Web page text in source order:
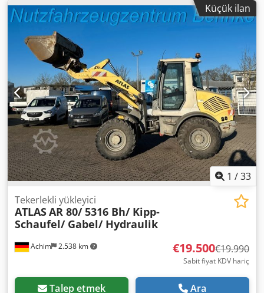
Küçük ilan
1 /33
Achim 2.538 km
Tekerlekli yükleyici
ATLASAR 80/ 5316 Bh/ Kipp-
Schaufel/ Gabel/ Hydraulik
€19.500€19.990
Sabit fiyat KDV hariç
Talep etmek Ara